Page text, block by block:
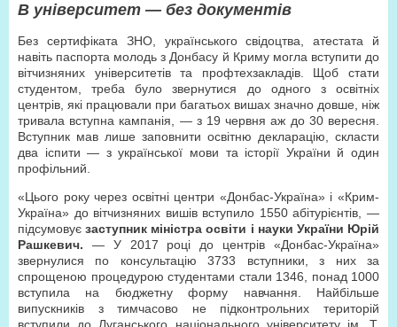
В університет — без документів
Без сертифіката ЗНО, українського свідоцтва, атестата й
навіть паспорта молодь з Донбасу й Криму могла вступити до
вітчизняних університетів та профтехзакладів. Щоб стати
студентом, треба було звернутися до одного з освітніх
центрів, які працювали при багатьох вишах значно довше, ніж
тривала вступна кампанія, — з 19 червня аж до 30 вересня.
Вступник мав лише заповнити освітню декларацію, скласти
два іспити — з української мови та історії України й один
профільний.
«Цього року через освітні центри «Донбас-Україна» і «Крим-
Україна» до вітчизняних вишів вступило 1550 абітурієнтів, —
підсумовуєзаступник міністра освіти і науки України Юрій
Рашкевич. — У 2017 році до центрів «Донбас-Україна»
звернулися по консультацію 3733 вступники, з них за
спрощеною процедурою студентами стали 1346, понад 1000
вступила на бюджетну форму навчання. Найбільше
випускників з тимчасово не підконтрольних територій